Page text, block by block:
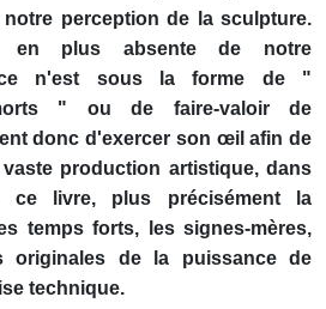
notre perception de la sculpture.
plus absente de notre
ce n'est sous la forme de "
" ou de faire-valoir de
donc d'exercer son œil afin de
production artistique, dans
ce livre, plus précisément la
temps forts, les signes-mères,
originales de la puissance de
technique.